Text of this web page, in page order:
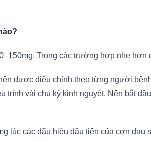
Trong các trường hợp nhẹ hơn
được điều chỉnh theo từng người
vài chu kỳ kinh nguyệt. Nên bắt
lúc các dấu hiệu đầu tiên của cơn